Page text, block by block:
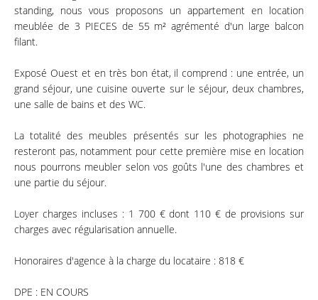
standing, nous vous proposons un appartement en location
meublée de 3 PIECES de 55 m² agrémenté d'un large balcon
filant.
Exposé Ouest et en très bon état, il comprend : une entrée, un
grand séjour, une cuisine ouverte sur le séjour, deux chambres,
une salle de bains et des WC.
La totalité des meubles présentés sur les photographies ne
resteront pas, notamment pour cette première mise en location
nous pourrons meubler selon vos goûts l'une des chambres et
une partie du séjour.
Loyer charges incluses : 1 700 € dont 110 € de provisions sur
charges avec régularisation annuelle.
Honoraires d'agence à la charge du locataire : 818 €
DPE : EN COURS